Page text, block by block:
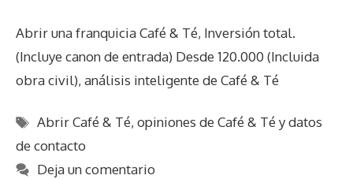
Abrir una franquicia Café & Té, Inversión total.
(Incluye canon de entrada) Desde 120.000 (Incluida
obra civil), análisis inteligente de Café & Té
Etiquetas
Abrir Café & Té,opiniones de Café & Té y datos
de contacto
Deja un comentario